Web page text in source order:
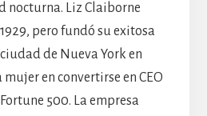
nocturna. Liz Claiborne
pero fundó su exitosa
de Nueva York en
mujer en convertirse en CEO
500. La empresa